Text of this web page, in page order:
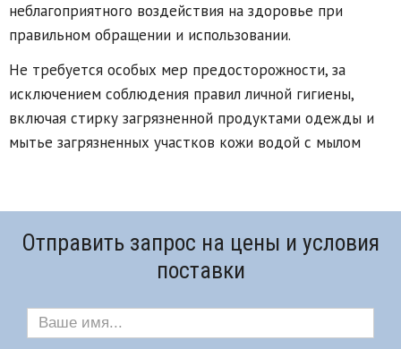
неблагоприятного воздействия на здоровье при
правильном обращении и использовании.
Не требуется особых мер предосторожности, за
исключением соблюдения правил личной гигиены,
включая стирку загрязненной продуктами одежды и
мытье загрязненных участков кожи водой с мылом
Отправить запрос на цены и условия
поставки